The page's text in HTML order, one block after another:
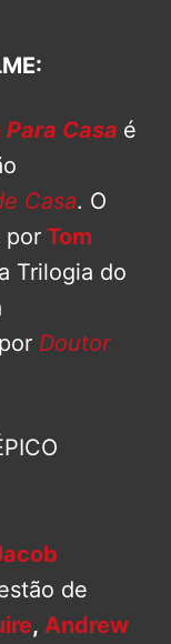
Casa é
Casa. O
por Tom
Trilogia do
Doutor
de
, Andrew